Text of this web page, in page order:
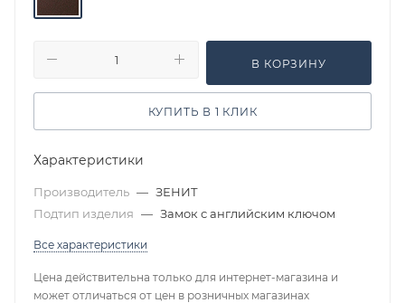
В КОРЗИНУ
КУПИТЬ В 1 КЛИК
Характеристики
Производитель — ЗЕНИТ
Подтип изделия — Замок с английским ключом
Все характеристики
Цена действительна только для интернет-магазина и
может отличаться от цен в розничных магазинах